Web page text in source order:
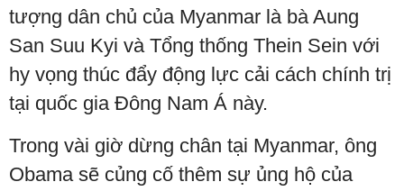
tượng dân chủ của Myanmar là bà Aung
San Suu Kyi và Tổng thống Thein Sein với
hy vọng thúc đẩy động lực cải cách chính trị
tại quốc gia Đông Nam Á này.
Trong vài giờ dừng chân tại Myanmar, ông
Obama sẽ củng cố thêm sự ủng hộ của